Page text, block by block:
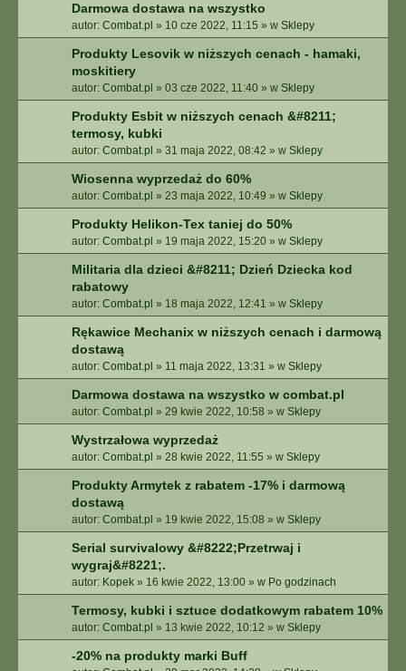
Darmowa dostawa na wszystko
autor: Combat.pl » 10 cze 2022, 11:15 » w Sklepy
Produkty Lesovik w niższych cenach - hamaki,
moskitiery
autor: Combat.pl » 03 cze 2022, 11:40 » w Sklepy
Produkty Esbit w niższych cenach &#8211;
termosy, kubki
autor: Combat.pl » 31 maja 2022, 08:42 » w Sklepy
Wiosenna wyprzedaż do 60%
autor: Combat.pl » 23 maja 2022, 10:49 » w Sklepy
Produkty Helikon-Tex taniej do 50%
autor: Combat.pl » 19 maja 2022, 15:20 » w Sklepy
Militaria dla dzieci &#8211; Dzień Dziecka kod
rabatowy
autor: Combat.pl » 18 maja 2022, 12:41 » w Sklepy
Rękawice Mechanix w niższych cenach i darmową
dostawą
autor: Combat.pl » 11 maja 2022, 13:31 » w Sklepy
Darmowa dostawa na wszystko w combat.pl
autor: Combat.pl » 29 kwie 2022, 10:58 » w Sklepy
Wystrzałowa wyprzedaż
autor: Combat.pl » 28 kwie 2022, 11:55 » w Sklepy
Produkty Armytek z rabatem -17% i darmową
dostawą
autor: Combat.pl » 19 kwie 2022, 15:08 » w Sklepy
Serial survivalowy &#8222;Przetrwaj i
wygraj&#8221;.
autor: Kopek » 16 kwie 2022, 13:00 » w Po godzinach
Termosy, kubki i sztuce dodatkowym rabatem 10%
autor: Combat.pl » 13 kwie 2022, 10:12 » w Sklepy
-20% na produkty marki Buff